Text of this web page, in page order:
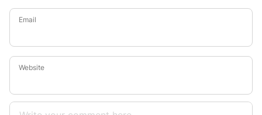
Email
Website